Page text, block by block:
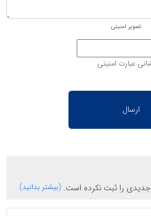
عبارت امنیتی
را ثبت نکرده است. (بیشتر بدانید)